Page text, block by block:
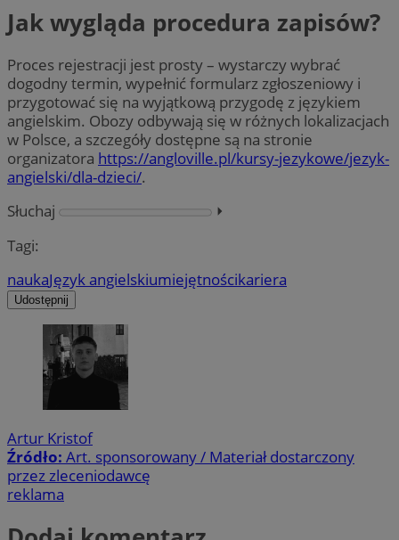
Jak wygląda procedura zapisów?
Proces rejestracji jest prosty – wystarczy wybrać
dogodny termin, wypełnić formularz zgłoszeniowy i
przygotować się na wyjątkową przygodę z językiem
angielskim. Obozy odbywają się w różnych lokalizacjach
w Polsce, a szczegóły dostępne są na stronie
organizatora https://angloville.pl/kursy-jezykowe/jezyk-
angielski/dla-dzieci/.
Słuchaj
⏵︎
Tagi:
naukaJęzyk angielskiumiejętnościkariera
Udostępnij
Artur Kristof
Źródło: Art. sponsorowany / Materiał dostarczony
przez zleceniodawcę
reklama